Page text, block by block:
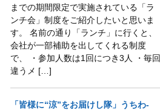
までの期間限定で実施されている「ラ
ンチ会」制度をご紹介したいと思いま
す。 名前の通り「ランチ」に行くと、
会社が一部補助を出してくれる制度
で、 ・参加人数は1回につき3人 ・毎回
違うメ […]
「皆様に“涼”をお届けし隊」うちわ-